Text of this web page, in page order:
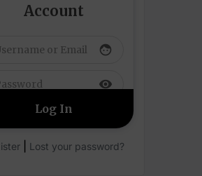
Account
face
visibility
Lost your password?